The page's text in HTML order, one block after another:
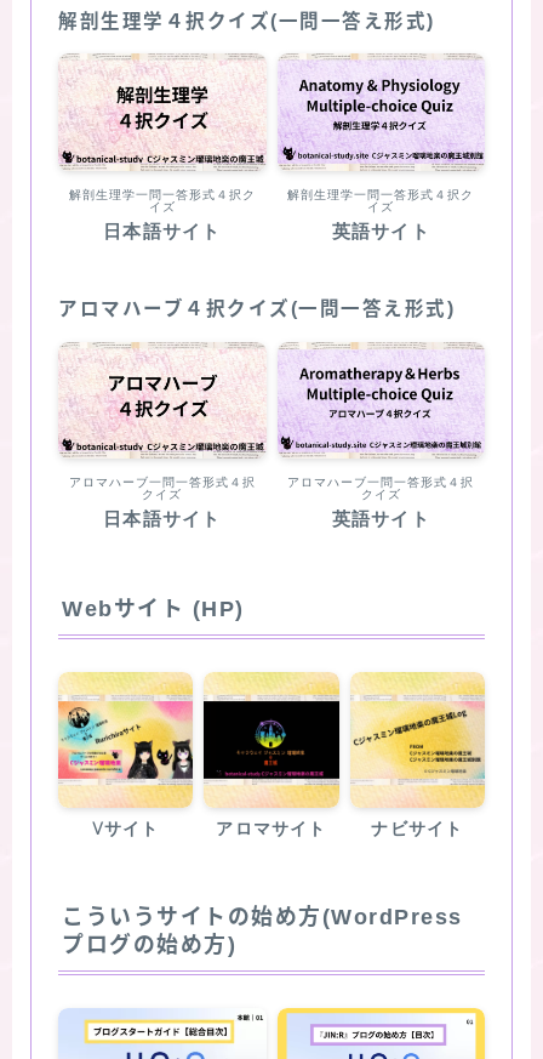
解剖生理学４択クイズ(一問一答え形式)
解剖生理学一問一答形式４択ク
イズ
日本語サイト
解剖生理学一問一答形式４択ク
イズ
英語サイト
アロマハーブ４択クイズ(一問一答え形式)
アロマハーブ一問一答形式４択
クイズ
日本語サイト
アロマハーブ一問一答形式４択
クイズ
英語サイト
Webサイト (HP)
Vサイト アロマサイト ナビサイト
こういうサイトの始め方(WordPress
プログの始め方)